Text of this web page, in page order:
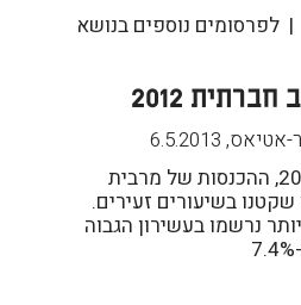
לפרסומים נוספים בנושא
2012
אטיאס,
6.5.2013
הדו"ח מעלה כי בשנת 2011, ההכנסות של מרבית
שקטנו בשיעורים זעירים.
נרשמו בעשירון הגבוה